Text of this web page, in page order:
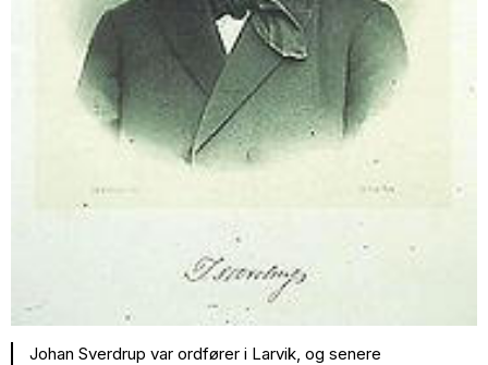
Johan Sverdrup var ordfører i Larvik, og senere